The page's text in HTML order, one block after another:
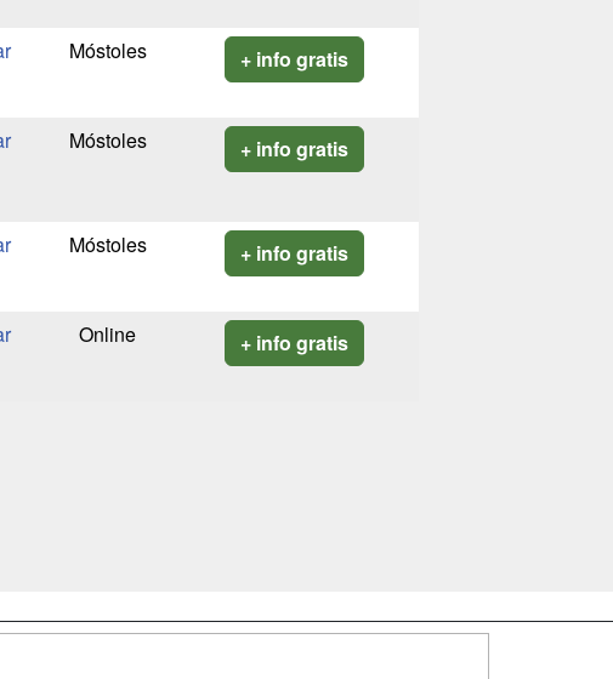
Móstoles + info gratis
Móstoles + info gratis
Móstoles + info gratis
Online + info gratis